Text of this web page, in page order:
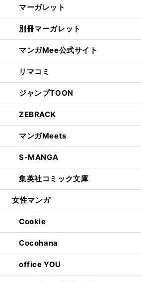
マーガレット
別冊マーガレット
マンガMee公式サイト
リマコミ
ジャンプTOON
ZEBRACK
マンガMeets
S-MANGA
集英社コミック文庫
女性マンガ
Cookie
Cocohana
office YOU